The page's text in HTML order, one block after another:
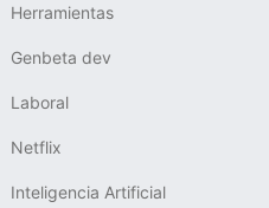
Herramientas
Genbeta dev
Laboral
Netflix
Inteligencia Artificial